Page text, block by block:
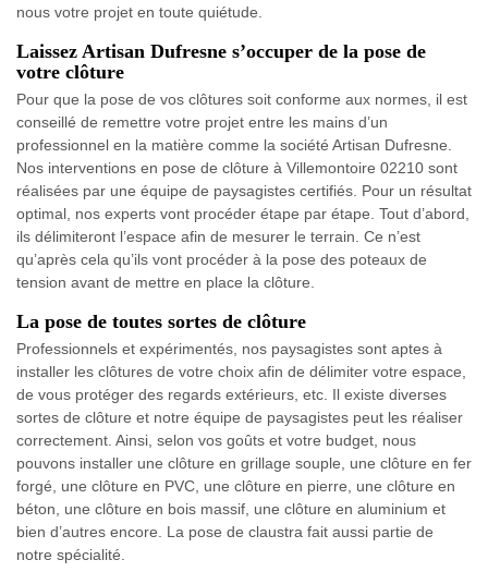
nous votre projet en toute quiétude.
Laissez Artisan Dufresne s’occuper de la pose de
votre clôture
Pour que la pose de vos clôtures soit conforme aux normes, il est
conseillé de remettre votre projet entre les mains d’un
professionnel en la matière comme la société Artisan Dufresne.
Nos interventions en pose de clôture à Villemontoire 02210 sont
réalisées par une équipe de paysagistes certifiés. Pour un résultat
optimal, nos experts vont procéder étape par étape. Tout d’abord,
ils délimiteront l’espace afin de mesurer le terrain. Ce n’est
qu’après cela qu’ils vont procéder à la pose des poteaux de
tension avant de mettre en place la clôture.
La pose de toutes sortes de clôture
Professionnels et expérimentés, nos paysagistes sont aptes à
installer les clôtures de votre choix afin de délimiter votre espace,
de vous protéger des regards extérieurs, etc. Il existe diverses
sortes de clôture et notre équipe de paysagistes peut les réaliser
correctement. Ainsi, selon vos goûts et votre budget, nous
pouvons installer une clôture en grillage souple, une clôture en fer
forgé, une clôture en PVC, une clôture en pierre, une clôture en
béton, une clôture en bois massif, une clôture en aluminium et
bien d’autres encore. La pose de claustra fait aussi partie de
notre spécialité.